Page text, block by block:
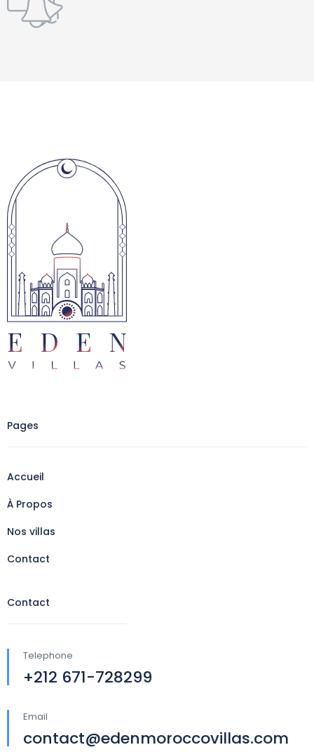
Pages
Accueil
À Propos
Nos villas
Contact
Contact
Telephone
+212 671-728299
Email
contact@edenmoroccovillas.com